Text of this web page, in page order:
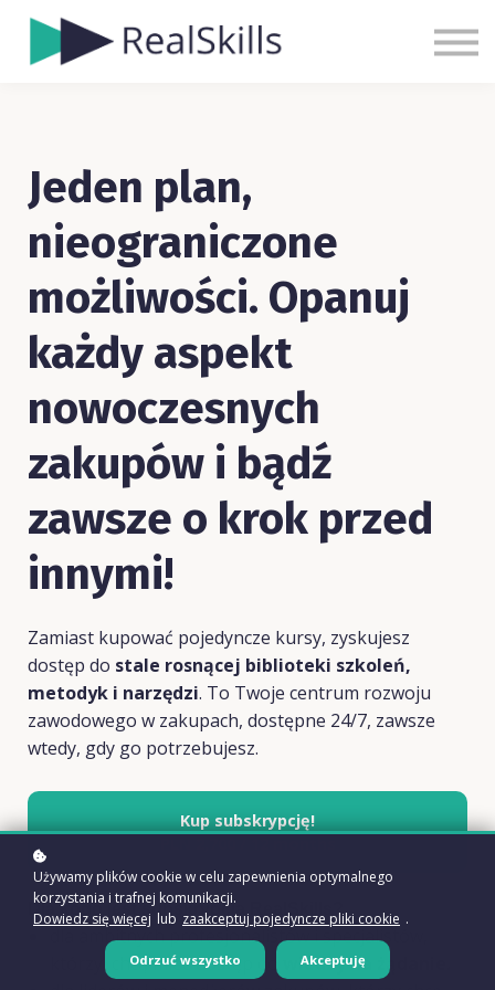
Blog
Zarejestruj się
Jeden plan,
nieograniczone
możliwości. Opanuj
każdy aspekt
nowoczesnych
zakupów i bądź
zawsze o krok przed
innymi!
Zamiast kupować pojedyncze kursy, zyskujesz
dostęp do stale rosnącej biblioteki szkoleń,
metodyk i narzędzi. To Twoje centrum rozwoju
zawodowego w zakupach, dostępne 24/7, zawsze
wtedy, gdy go potrzebujesz.
Kup subskrypcję!
Dla kogo jest subskrypcja RealSkills?
dla ambitnych profesjonalistów i specjalistów,
którzy chcą mieć dostęp do
wiedzy na żądanie.
Używamy plików cookie w celu zapewnienia optymalnego
korzystania i trafnej komunikacji.
Dowiedz się więcej lub zaakceptuj pojedyncze pliki cookie .
Odrzuć wszystko Akceptuję